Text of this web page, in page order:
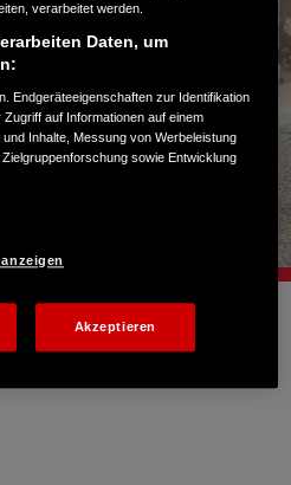
verarbeitet werden.
Daten, um
Endgeräteeigenschaften zur Identifikation
auf Informationen auf einem
Inhalte, Messung von Werbeleistung
sowie Entwicklung
Akzeptieren